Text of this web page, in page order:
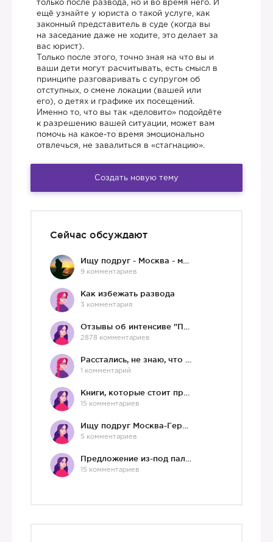
только после развода, но и во время него. И
ещё узнайте у юриста о такой услуге, как
законный представитель в суде (когда вы
на заседание даже не ходите, это делает за
вас юрист).
Только после этого, точно зная на что вы и
ваши дети могут расчитывать, есть смысл в
принципе разговаривать с супругом об
отступных, о смене локации (вашей или
его), о детях и графике их посещений.
Именно то, что вы так «деловито» подойдёте
к разрешению вашей ситуации, может вам
помочь на какое-то время эмоционально
отвлечься, не завалиться в «стагнацию».
Создать новую тему
Сейчас обсуждают
9 комментариев
Как избежать развода
3 комментария
2878 комментариев
1 комментарий
15 комментариев
5 комментариев
15 комментариев